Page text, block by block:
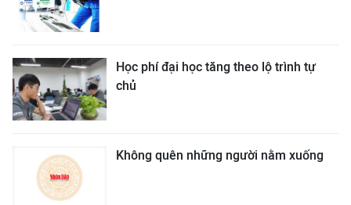
Học phí đại học tăng theo lộ trình tự
chủ
Không quên những người nằm xuống